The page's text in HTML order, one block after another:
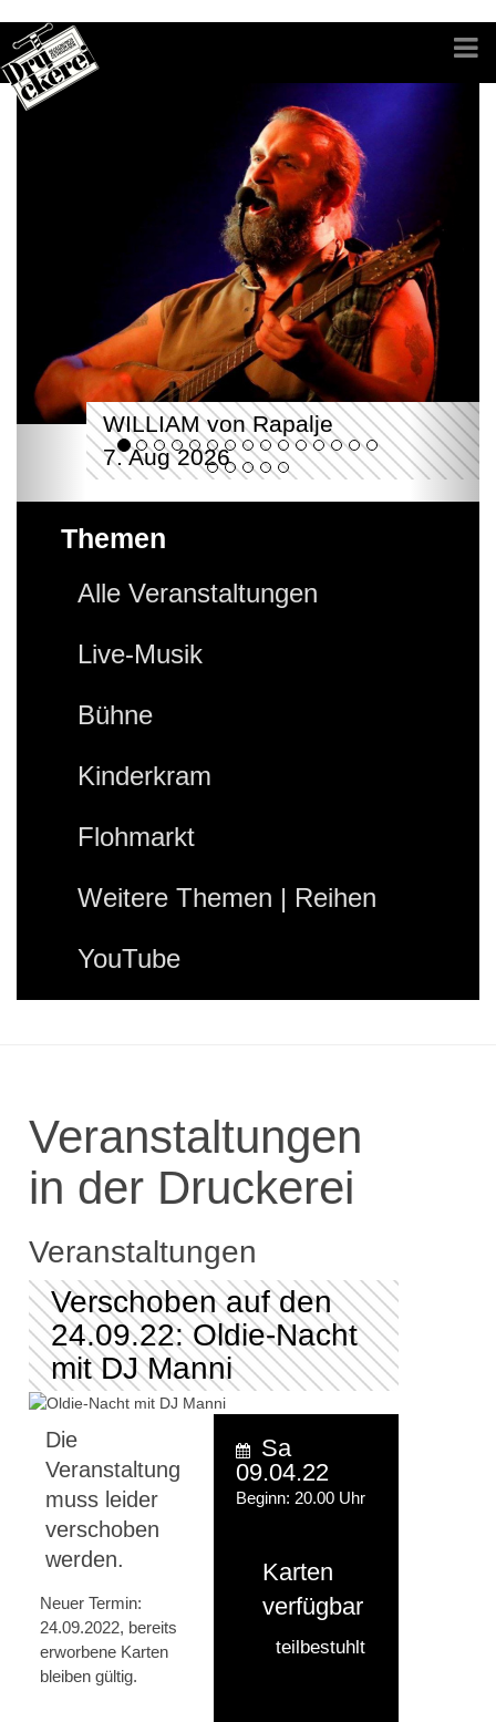
WILLIAM von Rapalje
7. Aug 2026
Themen
Alle Veranstaltungen
Live-Musik
Bühne
Kinderkram
Flohmarkt
Weitere Themen | Reihen
YouTube
Veranstaltungen
in der Druckerei
Veranstaltungen
Verschoben auf den
24.09.22: Oldie-Nacht
mit DJ Manni
Die
Veranstaltung
muss leider
verschoben
werden.
Neuer Termin:
24.09.2022, bereits
erworbene Karten
bleiben gültig.
Sa
09.04.22
Beginn: 20.00 Uhr
Karten
verfügbar
teilbestuhlt